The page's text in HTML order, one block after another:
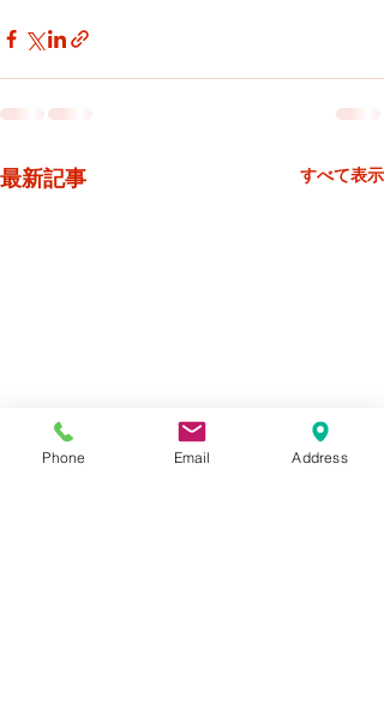
最新記事 すべて表示
Phone Email Address